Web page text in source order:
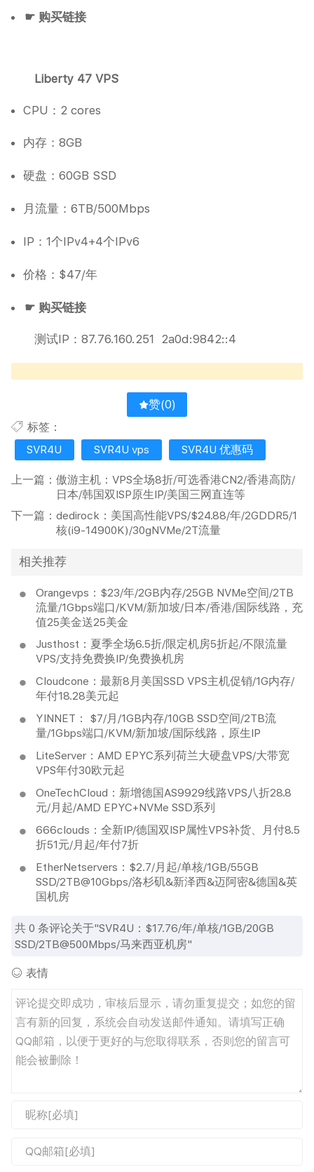
☛ 购买链接
Liberty 47 VPS
CPU：2 cores
内存：8GB
硬盘：60GB SSD
月流量：6TB/500Mbps
IP：1个IPv4+4个IPv6
价格：$47/年
☛ 购买链接
测试IP：87.76.160.251 2a0d:9842::4
赞(0)
标签：
SVR4U
SVR4U vps SVR4U 优惠码
上一篇： 傲游主机：VPS全场8折/可选香港CN2/香港高防/
日本/韩国双ISP原生IP/美国三网直连等
下一篇： dedirock：美国高性能VPS/$24.88/年/2GDDR5/1
核(i9-14900K)/30gNVMe/2T流量
相关推荐
Orangevps：$23/年/2GB内存/25GB NVMe空间/2TB
流量/1Gbps端口/KVM/新加坡/日本/香港/国际线路，充
值25美金送25美金
Justhost：夏季全场6.5折/限定机房5折起/不限流量
VPS/支持免费换IP/免费换机房
Cloudcone：最新8月美国SSD VPS主机促销/1G内存/
年付18.28美元起
YINNET： $7/月/1GB内存/10GB SSD空间/2TB流
量/1Gbps端口/KVM/新加坡/国际线路，原生IP
LiteServer：AMD EPYC系列荷兰大硬盘VPS/大带宽
VPS年付30欧元起
OneTechCloud：新增德国AS9929线路VPS八折28.8
元/月起/AMD EPYC+NVMe SSD系列
666clouds：全新IP/德国双ISP属性VPS补货、月付8.5
折51元/月起/年付7折
EtherNetservers：$2.7/月起/单核/1GB/55GB
SSD/2TB@10Gbps/洛杉矶&新泽西&迈阿密&德国&英
国机房
共0 条评论关于"SVR4U：$17.76/年/单核/1GB/20GB
SSD/2TB@500Mbps/马来西亚机房"
表情